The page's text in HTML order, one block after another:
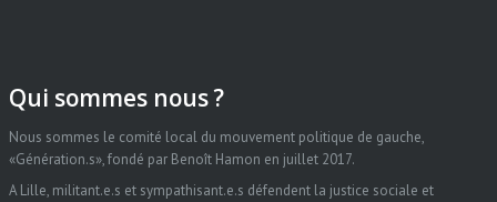
Qui sommes nous ?
Nous sommes le comité local du mouvement politique de gauche,
«Génération.s», fondé par Benoît Hamon en juillet 2017.
A Lille, militant.e.s et sympathisant.e.s défendent la justice sociale et